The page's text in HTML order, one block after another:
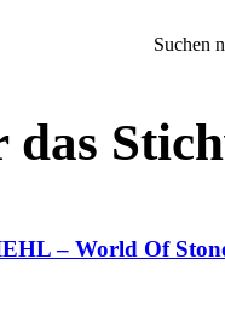
Suchen
– World Of